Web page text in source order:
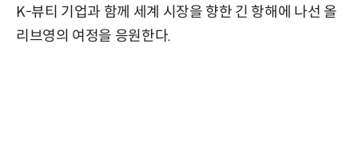
K-뷰티 기업과 함께 세계 시장을 향한 긴 항해에 나선 올
리브영의 여정을 응원한다.